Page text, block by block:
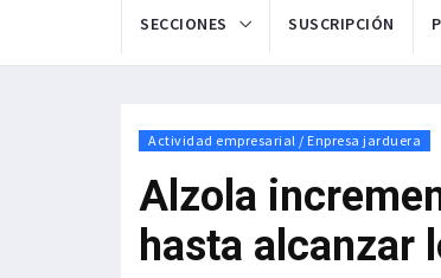
SECCIONES SUSCRIPCIÓN
Actividad empresarial / Enpresa jarduera
Alzola
hasta alcanzar